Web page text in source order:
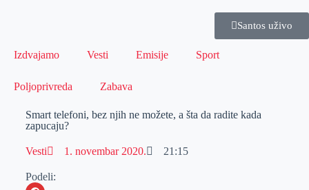
Santos uživo
Izdvajamo Vesti Emisije Sport
Poljoprivreda Zabava
Smart telefoni, bez njih ne možete, a šta da radite kada
zapucaju?
Vesti 1. novembar 2020. 21:15
Podeli: